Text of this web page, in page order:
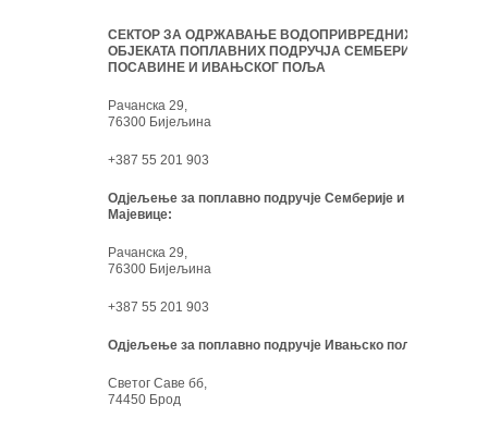
СЕКТОР ЗА ОДРЖАВАЊЕ ВОДОПРИВРЕДНИХ
ОБЈЕКАТА ПОПЛАВНИХ ПОДРУЧЈА СЕМБЕРИЈЕ,
ПОСАВИНЕ И ИВАЊСКОГ ПОЉА
Рачанска 29,
76300 Бијељина
+387 55 201 903
Одјељење за поплавно подручје Семберије и
Мајевице:
Рачанска 29,
76300 Бијељина
+387 55 201 903
Одјељење за поплавно подручје Ивањско поље:
Светог Саве бб,
74450 Брод